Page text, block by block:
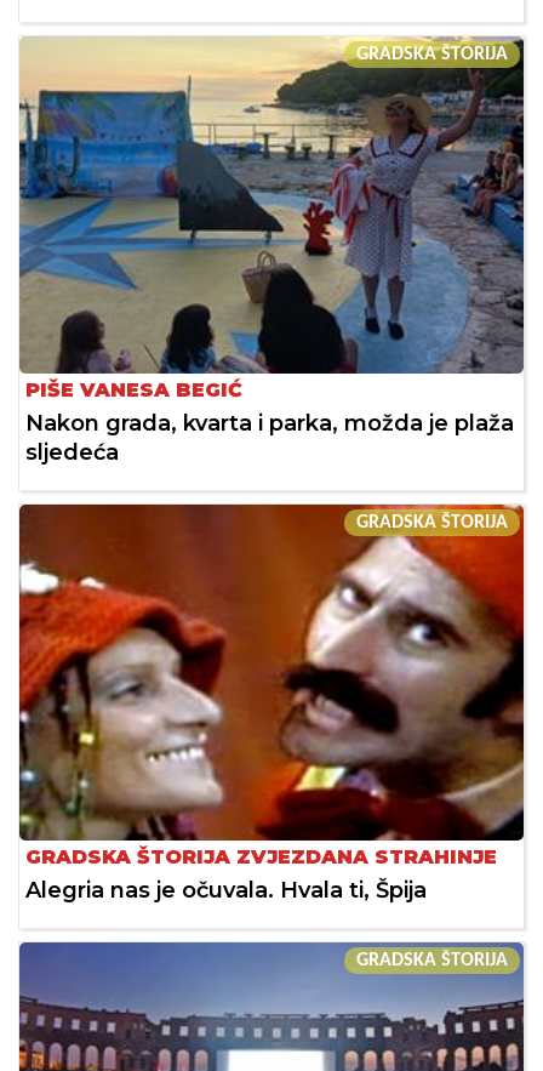
GRADSKA ŠTORIJA
PIŠE VANESA BEGIĆ
Nakon grada, kvarta i parka, možda je plaža
sljedeća
GRADSKA ŠTORIJA
GRADSKA ŠTORIJA ZVJEZDANA STRAHINJE
Alegria nas je očuvala. Hvala ti, Špija
GRADSKA ŠTORIJA